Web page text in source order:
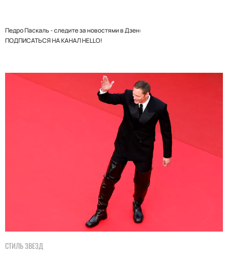
Педро Паскаль - следите за новостями в Дзен:
ПОДПИСАТЬСЯ НА КАНАЛ HELLO!
СТИЛЬ ЗВЕЗД